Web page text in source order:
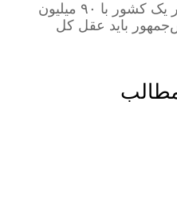
پزشکیان (بخش2): چرا در یک کشور با ۹۰ میلیون
باید عقل کل